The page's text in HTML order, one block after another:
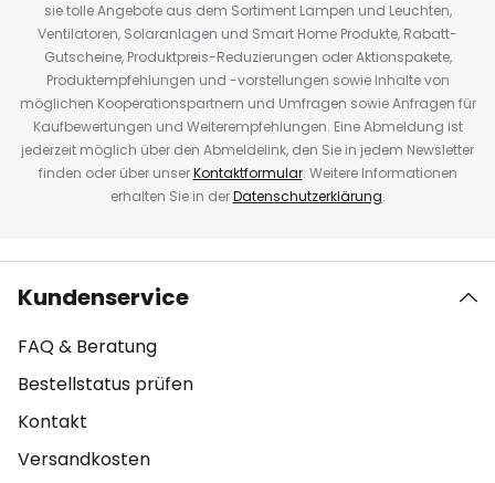
sie tolle Angebote aus dem Sortiment Lampen und Leuchten,
Ventilatoren, Solaranlagen und Smart Home Produkte, Rabatt-
Gutscheine, Produktpreis-Reduzierungen oder Aktionspakete,
Produktempfehlungen und -vorstellungen sowie Inhalte von
möglichen Kooperationspartnern und Umfragen sowie Anfragen für
Kaufbewertungen und Weiterempfehlungen. Eine Abmeldung ist
jederzeit möglich über den Abmeldelink, den Sie in jedem Newsletter
finden oder über unserKontaktformular. Weitere Informationen
erhalten Sie in derDatenschutzerklärung.
Kundenservice
FAQ & Beratung
Bestellstatus prüfen
Kontakt
Versandkosten